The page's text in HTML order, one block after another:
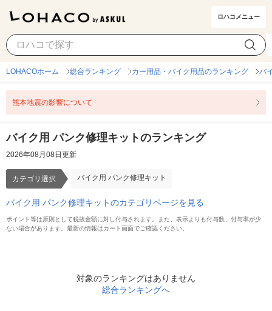
ロハコメニュー
バイク用 パンク修理キット カテゴリ選択
LOHACOホーム 総合ランキング カー用品・バイク用品のランキング バ
熊本地震の影響について
バイク用 パンク修理キットのランキング
2026年08月08日更新
カテゴリ選択 バイク用 パンク修理キット
バイク用 パンク修理キットのカテゴリページを見る
ポイント等は原則として税抜金額に対し付与されます。また、表示よりも付与数、付与率が少
ない場合があります。最新の情報はカート画面でご確認ください。
対象のランキングはありません
総合ランキングへ